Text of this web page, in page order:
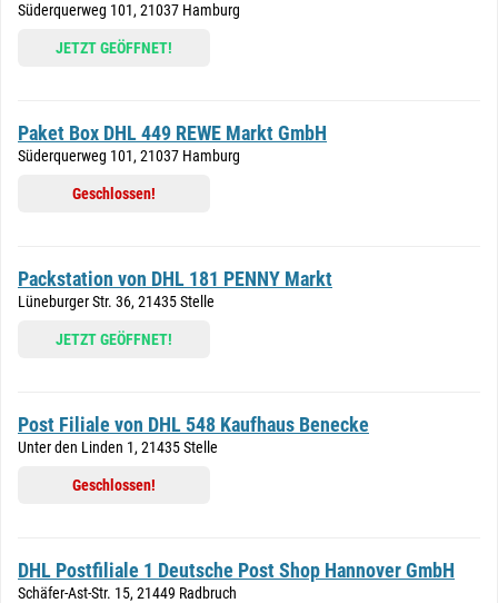
Süderquerweg 101, 21037 Hamburg
JETZT GEÖFFNET!
Paket Box DHL 449 REWE Markt GmbH
Süderquerweg 101, 21037 Hamburg
Geschlossen!
Packstation von DHL 181 PENNY Markt
Lüneburger Str. 36, 21435 Stelle
JETZT GEÖFFNET!
Post Filiale von DHL 548 Kaufhaus Benecke
Unter den Linden 1, 21435 Stelle
Geschlossen!
DHL Postfiliale 1 Deutsche Post Shop Hannover GmbH
Schäfer-Ast-Str. 15, 21449 Radbruch